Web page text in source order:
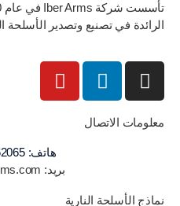
الرائدة في تصنيع وتصدير الأسلحة
معلومات الاتصال
هاتف: 905462862065
بريد: info@iberarms.com
نماذج الأسلحة النارية